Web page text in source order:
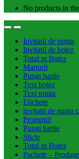
No products in
Invitatii de nunta
Invitatii de botez
Totul pt Botez
Marturii
Pungi hartie
Text botez
Text nunta
Etichete
invitatii de nunta
Promotii!
Pungi hartie
Sticle
Totul pt Botez
Pachete –